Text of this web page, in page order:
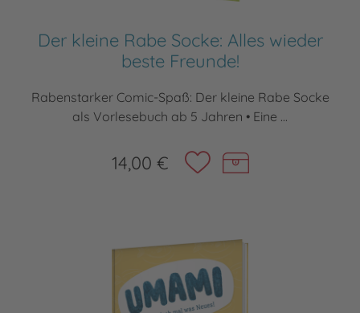
Der kleine Rabe Socke: Alles wieder
beste Freunde!
Rabenstarker Comic-Spaß: Der kleine Rabe Socke
als Vorlesebuch ab 5 Jahren • Eine ...
14,00 €